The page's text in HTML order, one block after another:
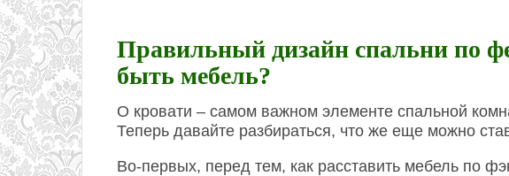
Правильный дизайн спальни по
быть мебель?
О кровати – самом важном элементе спальной
Теперь давайте разбираться, что же еще можно
Во-первых, перед тем, как расставить мебель по